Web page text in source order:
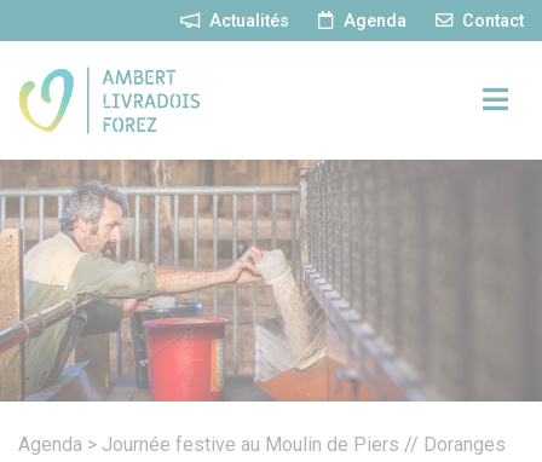
Actualités Agenda Contact
Agenda > Journée festive au Moulin de Piers // Doranges
Panneau de gestion des cookies